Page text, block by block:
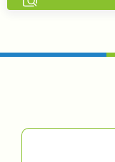
Transparencia
Participa